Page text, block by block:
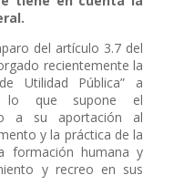
del artículo 3.7 del
recientemente la
Utilidad Pública” a
lo que supone el
a su aportación al
y la práctica de la
formación humana y
y recreo en sus